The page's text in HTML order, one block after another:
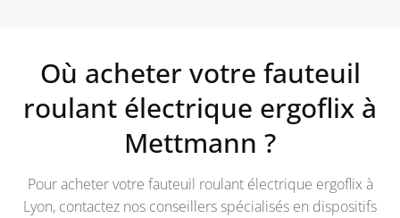
Où acheter votre fauteuil
roulant électrique ergoflix à
Mettmann ?
Pour acheter votre fauteuil roulant électrique ergoflix à
Lyon, contactez nos conseillers spécialisés en dispositifs